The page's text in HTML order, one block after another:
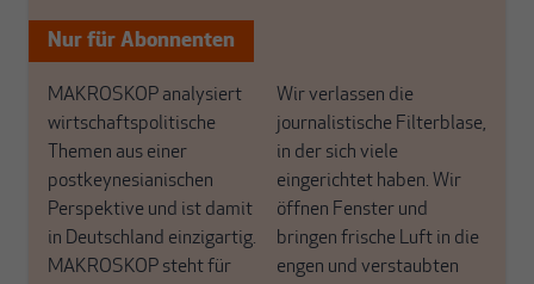
Nur für Abonnenten
MAKROSKOP analysiert
wirtschaftspolitische
Themen aus einer
postkeynesianischen
Perspektive und ist damit
in Deutschland einzigartig.
MAKROSKOP steht für
Wir verlassen die
journalistische Filterblase,
in der sich viele
eingerichtet haben. Wir
öffnen Fenster und
bringen frische Luft in die
engen und verstaubten